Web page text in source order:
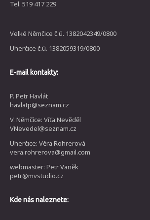
Tel. 519 417 229
Velké Němčice č.ú. 1382042349/0800
Uherčice č.ú. 1382059319/0800
E-mail kontakty:
P. Petr Havlát
havlatp@seznam.cz
V. Němčice: Víťa Nevěděl
VNevedel@seznam.cz
Uherčice: Věra Rohrerová
vera.rohrerova@gmail.com
webmaster: Petr Vaněk
petr@mvstudio.cz
Kde nás naleznete: